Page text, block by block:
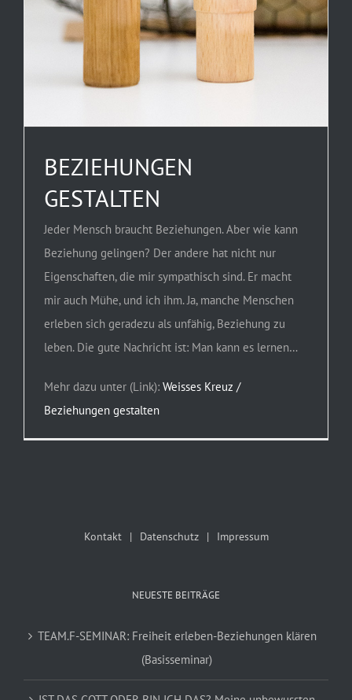
BEZIEHUNGEN
GESTALTEN
Jeder Mensch braucht Beziehungen. Aber wie kann
Beziehung gelingen? Der andere hat nicht nur
Eigenschaften, die mir sympathisch sind. Er macht
mir auch Mühe, und ich ihm. Ja, manche Menschen
erleben sich geradezu als unfähig, Beziehung zu
leben. Die gute Nachricht ist: Man kann es lernen…
Mehr dazu unter (Link): Weisses Kreuz /
Beziehungen gestalten
Kontakt Datenschutz Impressum
NEUESTE BEITRÄGE
TEAM.F-SEMINAR: Freiheit erleben-Beziehungen klären
(Basisseminar)